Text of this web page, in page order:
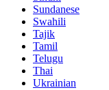
Sundanese
Swahili
Tajik
Tamil
Telugu
Thai
Ukrainian